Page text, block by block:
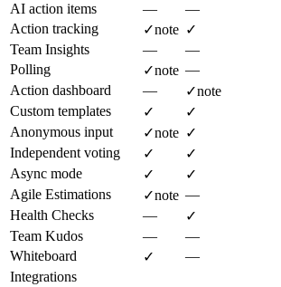
AI action items —
—
Action tracking
✓note ✓
Team Insights
—
—
Polling
✓note —
Action dashboard
— ✓note
Custom templates
✓
✓
Anonymous input
✓note ✓
Independent voting
✓
✓
Async mode
✓
✓
Agile Estimations
✓note —
Health Checks
—
✓
Team Kudos
—
—
Whiteboard
✓
—
Integrations